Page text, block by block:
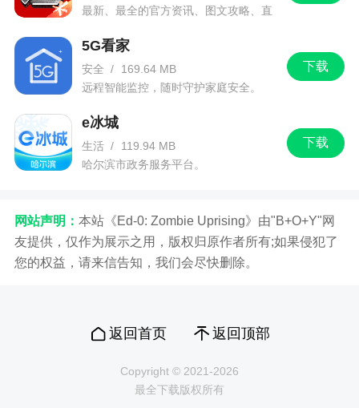
最新、最全的官方资讯、图文攻略、直
下载
5G看家
安全 /
169.64 MB
远程智能监控，随时守护家庭安全。
下载
e冰城
生活 /
119.94 MB
哈尔滨市政务服务平台。
网站声明： 本站《Ed-0: Zombie Uprising》由"B+O+Y"网
友提供，仅作为展示之用，版权归原作者所有;如果侵犯了
您的权益，请来信告知，我们会尽快删除。
返回首页 返回顶部
Copyright © 2021-2026
最全下载版权所有